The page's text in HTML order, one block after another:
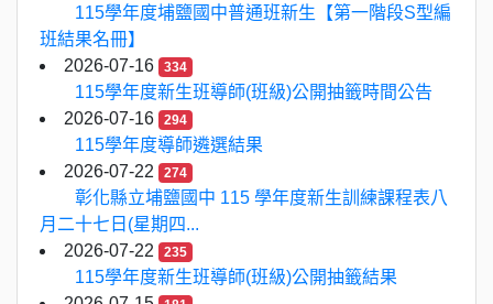
115學年度埔鹽國中普通班新生【第一階段S型編
班結果名冊】
2026-07-16
334
115學年度新生班導師(班級)公開抽籤時間公告
2026-07-16
294
115學年度導師遴選結果
2026-07-22
274
彰化縣立埔鹽國中 115 學年度新生訓練課程表八
月二十七日(星期四...
2026-07-22
235
115學年度新生班導師(班級)公開抽籤結果